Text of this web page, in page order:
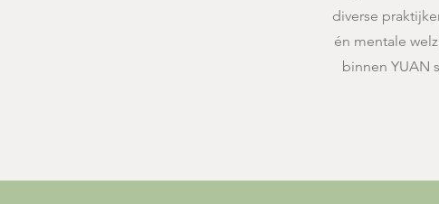
diverse
én mentale
binnen YUAN